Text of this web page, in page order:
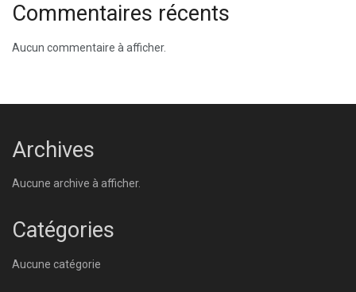
Commentaires récents
Aucun commentaire à afficher.
Archives
Aucune archive à afficher.
Catégories
Aucune catégorie